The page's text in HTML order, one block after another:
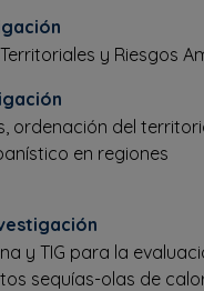
y Riesgos
ordenación del
en regiones
y TIG para la
sequías-olas de